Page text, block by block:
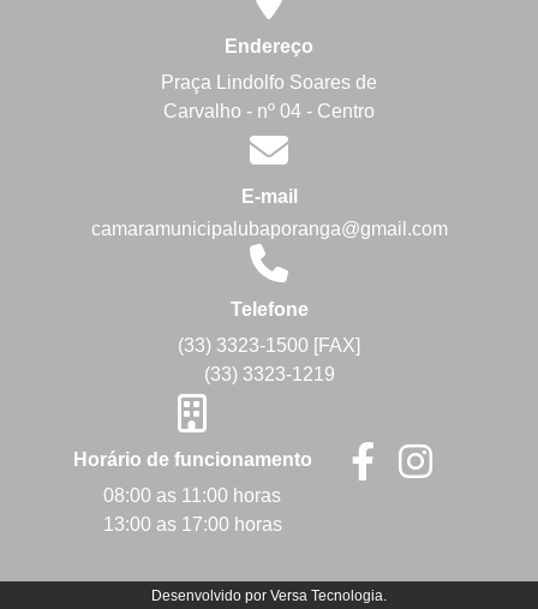
Endereço
Praça Lindolfo Soares de
Carvalho - nº 04 - Centro
E-mail
camaramunicipalubaporanga@gmail.com
Telefone
(33) 3323-1500 [FAX]
(33) 3323-1219
Horário de funcionamento
08:00 as 11:00 horas
13:00 as 17:00 horas
Desenvolvido por Versa Tecnologia.